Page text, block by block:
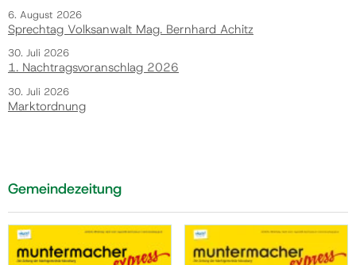
6. August 2026
Sprechtag Volksanwalt Mag. Bernhard Achitz
30. Juli 2026
1. Nachtragsvoranschlag 2026
30. Juli 2026
Marktordnung
Gemeindezeitung